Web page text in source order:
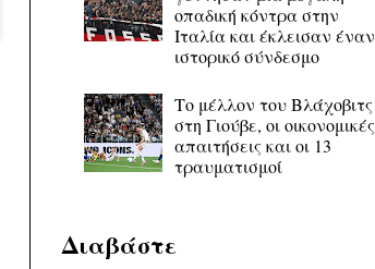
οπαδική κόντρα στην
Ιταλία και έκλεισαν έναν
ιστορικό σύνδεσμο
Το μέλλον του Βλάχοβιτς
στη Γιούβε, οι οικονομικές
απαιτήσεις και οι 13
τραυματισμοί
Διαβάστε